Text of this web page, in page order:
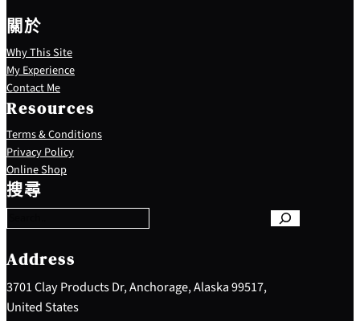
關於
Why This Site
My Experience
Contact Me
Resources
Terms & Conditions
Privacy Policy
Online Shop
搜尋
S
e
a
c
h
Address
3701 Clay Products Dr, Anchorage, Alaska 99517,
United States